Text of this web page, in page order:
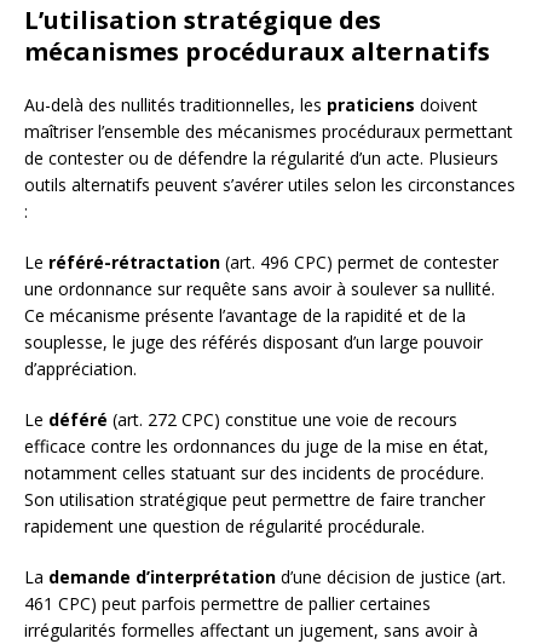
L’utilisation stratégique des
mécanismes procéduraux alternatifs
Au-delà des nullités traditionnelles, les praticiens doivent
maîtriser l’ensemble des mécanismes procéduraux permettant
de contester ou de défendre la régularité d’un acte. Plusieurs
outils alternatifs peuvent s’avérer utiles selon les circonstances
:
Le référé-rétractation (art. 496 CPC) permet de contester
une ordonnance sur requête sans avoir à soulever sa nullité.
Ce mécanisme présente l’avantage de la rapidité et de la
souplesse, le juge des référés disposant d’un large pouvoir
d’appréciation.
Le déféré (art. 272 CPC) constitue une voie de recours
efficace contre les ordonnances du juge de la mise en état,
notamment celles statuant sur des incidents de procédure.
Son utilisation stratégique peut permettre de faire trancher
rapidement une question de régularité procédurale.
La demande d’interprétation d’une décision de justice (art.
461 CPC) peut parfois permettre de pallier certaines
irrégularités formelles affectant un jugement, sans avoir à